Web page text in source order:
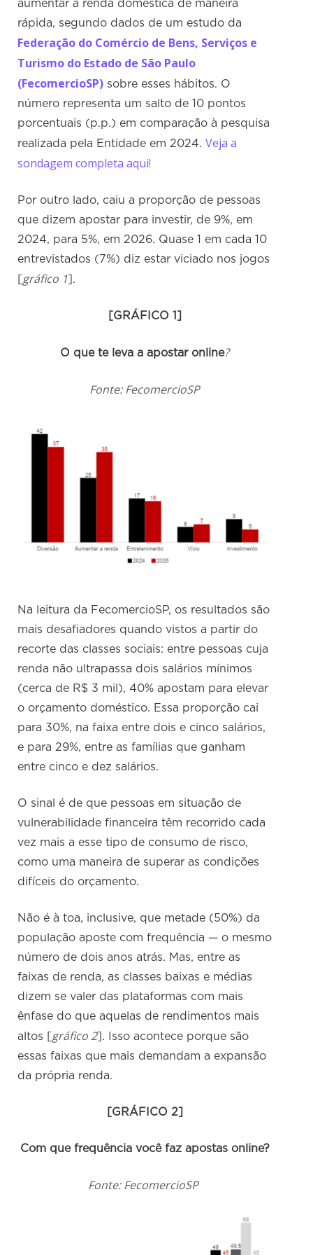
aumentar a renda doméstica de maneira
rápida, segundo dados de um estudo da
Federação do Comércio de Bens, Serviços e
Turismo do Estado de São Paulo
(FecomercioSP) sobre esses hábitos. O
número representa um salto de 10 pontos
porcentuais (p.p.) em comparação à pesquisa
realizada pela Entidade em 2024.Veja a
sondagem completa aqui!
Por outro lado, caiu a proporção de pessoas
que dizem apostar para investir, de 9%, em
2024, para 5%, em 2026. Quase 1 em cada 10
entrevistados (7%) diz estar viciado nos jogos
gráfico 1 ].
[GRÁFICO 1]
O que te leva a apostar online?
Fonte: FecomercioSP
Na leitura da FecomercioSP, os resultados são
mais desafiadores quando vistos a partir do
recorte das classes sociais: entre pessoas cuja
renda não ultrapassa dois salários mínimos
(cerca de R$ 3 mil), 40% apostam para elevar
o orçamento doméstico. Essa proporção cai
para 30%, na faixa entre dois e cinco salários,
e para 29%, entre as famílias que ganham
entre cinco e dez salários.
O sinal é de que pessoas em situação de
vulnerabilidade financeira têm recorrido cada
vez mais a esse tipo de consumo de risco,
como uma maneira de superar as condições
difíceis do orçamento.
Não é à toa, inclusive, que metade (50%) da
população aposte com frequência — o mesmo
número de dois anos atrás. Mas, entre as
faixas de renda, as classes baixas e médias
dizem se valer das plataformas com mais
ênfase do que aquelas de rendimentos mais
altos [ gráfico 2]. Isso acontece porque são
essas faixas que mais demandam a expansão
da própria renda.
[GRÁFICO 2]
Com que frequência você faz apostas online?
Fonte: FecomercioSP